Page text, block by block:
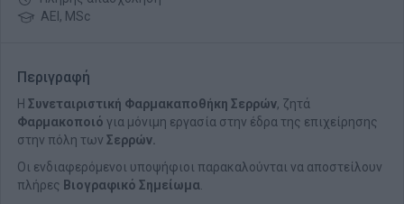
ΑΕΙ, MSc
Περιγραφή
Η Συνεταιριστική Φαρμακαποθήκη Σερρών, ζητά
Φαρμακοποιό για μόνιμη εργασία στην έδρα της επιχείρησης
στην πόλη των Σερρών.
Οι ενδιαφερόμενοι υποψήφιοι παρακαλούνται να αποστείλουν
πλήρες Βιογραφικό Σημείωμα